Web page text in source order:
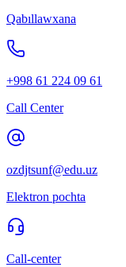
Qabıllawxana
+998 61 224 09 61
Call Center
ozdjtsunf@edu.uz
Elektron pochta
Call-center